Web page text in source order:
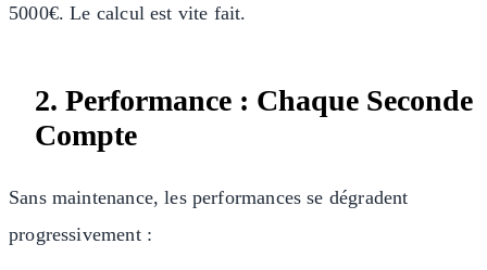
5000€. Le calcul est vite fait.
2. Performance : Chaque Seconde
Compte
Sans maintenance, les performances se dégradent
progressivement :